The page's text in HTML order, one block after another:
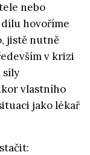
nebo
hovoříme
jistě nutně
v krizi
síly
vlastního
jako lékař